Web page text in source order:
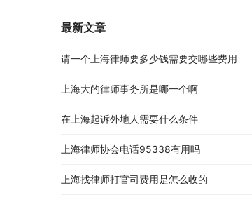
最新文章
请一个上海律师要多少钱需要交哪些费用
上海大的律师事务所是哪一个啊
在上海起诉外地人需要什么条件
上海律师协会电话95338有用吗
上海找律师打官司费用是怎么收的